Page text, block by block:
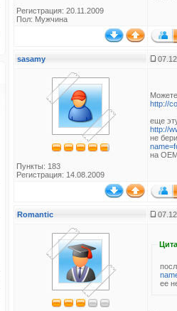
Регистрация: 20.11.2009
Пол: Мужчина
sasamy
Пункты: 183
Регистрация: 14.08.2009
http://
еще
http://
не
на
Romantic
ее